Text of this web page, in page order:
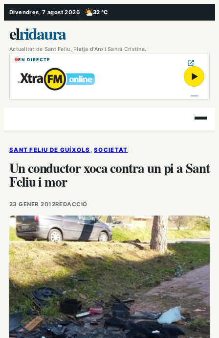
Vés
al
contingut
Divendres, 7 agost 2026 32 °C
, Poc ennuvolat
elridaura
Actualitat de Sant Feliu, Platja d’Aro i Santa Cristina.
EN DIRECTE
▶
Obre
el
SANT FELIU DE GUÍXOLS , SOCIETAT
Un conductor xoca contra un pi a Sant
Feliu i mor
23 GENER 2012REDACCIÓ